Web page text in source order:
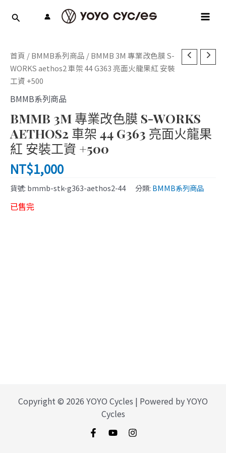
首頁 /BMMB系列商品 / BMMB 3M 專業改色膜 S-
WORKS aethos2 車架 44 G363 亮面火龍果紅 安裝
工資 +500
BMMB系列商品
BMMB 3M 專業改色膜 S-WORKS
AETHOS2 車架 44 G363 亮面火龍果
紅 安裝工資 +500
NT$1,000
貨號: bmmb-stk-g363-aethos2-44 分類: BMMB系列商品
已售完
Copyright © 2026 YOYO Cycles | Powered by YOYO
Cycles